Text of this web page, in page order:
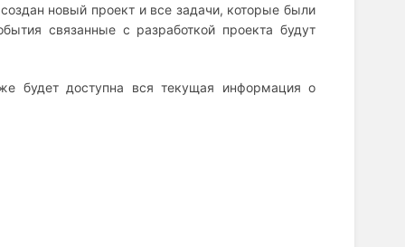
новый проект и все задачи, которые были
связанные с разработкой проекта будут
будет доступна вся текущая информация о